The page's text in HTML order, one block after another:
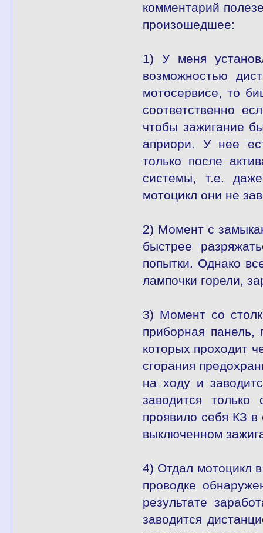
комментарий
произошедшее:
1) У меня
возможностью
мотосервисе, то
соответственно
чтобы зажигание
априори. У нее
только после
системы, т.е.
мотоцикл они не
2) Момент с
быстрее
попытки. Однако
лампочки горели,
3) Момент со
приборная панель,
которых проходит
сгорания
на ходу и
заводится
проявило себя КЗ
выключенном
4) Отдал мотоцикл
проводке
результате
заводится